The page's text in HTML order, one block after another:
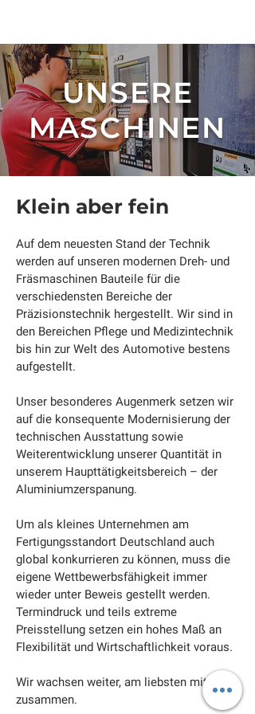
UNSERE
MASCHINEN
Klein aber fein
Auf dem neuesten Stand der Technik
werden auf unseren modernen Dreh- und
Fräsmaschinen Bauteile für die
verschiedensten Bereiche der
Präzisionstechnik hergestellt. Wir sind in
den Bereichen Pflege und Medizintechnik
bis hin zur Welt des Automotive bestens
aufgestellt.
Unser besonderes Augenmerk setzen wir
auf die konsequente Modernisierung der
technischen Ausstattung sowie
Weiterentwicklung unserer Quantität in
unserem Haupttätigkeitsbereich – der
Aluminiumzerspanung.
Um als kleines Unternehmen am
Fertigungsstandort Deutschland auch
global konkurrieren zu können, muss die
eigene Wettbewerbsfähigkeit immer
wieder unter Beweis gestellt werden.
Termindruck und teils extreme
Preisstellung setzen ein hohes Maß an
Flexibilität und Wirtschaftlichkeit voraus.
Wir wachsen weiter, am liebsten mit Ihnen
zusammen.